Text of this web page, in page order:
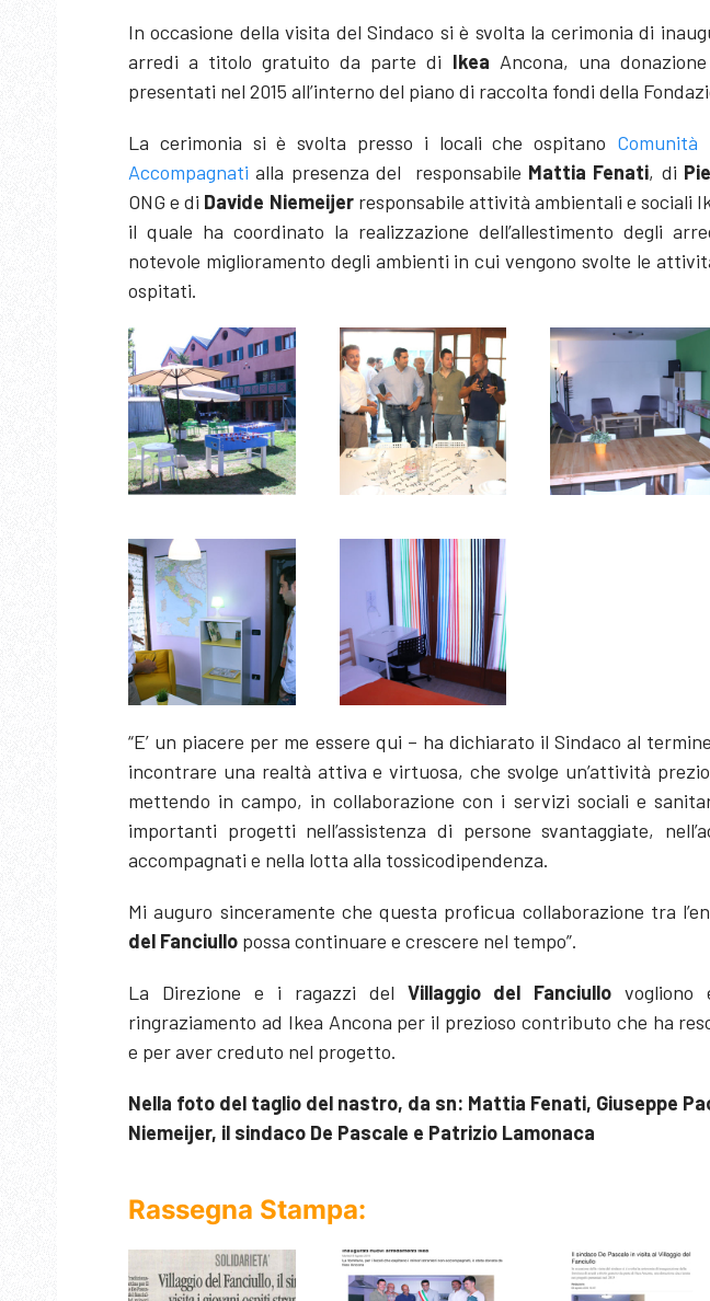
In occasione della visita del Sindaco si è svolta la cerimonia di
arredi a titolo gratuito da parte di Ikea Ancona, una
presentati nel 2015 all’interno del piano di raccolta fondi della
La cerimonia si è svolta presso i locali che ospitano
Accompagnati alla presenza del responsabile Mattia Fenati, di
ONG e di Davide Niemeijerresponsabile attività ambientali e sociali
il quale ha coordinato la realizzazione dell’allestimento degli
notevole miglioramento degli ambienti in cui vengono svolte le
ospitati.
“E’ un piacere per me essere qui – ha dichiarato il Sindaco al
incontrare una realtà attiva e virtuosa, che svolge un’attività
mettendo in campo, in collaborazione con i servizi sociali e
importanti progetti nell’assistenza di persone svantaggiate,
accompagnati e nella lotta alla tossicodipendenza.
Mi auguro sinceramente che questa proficua collaborazione tra
del Fanciullo possa continuare e crescere nel tempo”.
La Direzione e i ragazzi del Villaggio del Fanciullo vogliono
ringraziamento ad Ikea Ancona per il prezioso contributo che ha
e per aver creduto nel progetto.
Nella foto del taglio del nastro, da sn: Mattia Fenati, Giuseppe
Niemeijer, il sindaco De Pascale e Patrizio Lamonaca
Rassegna Stampa: